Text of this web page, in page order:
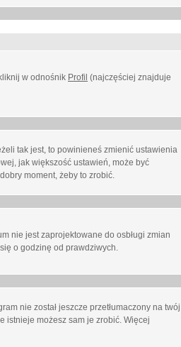
w odnośnik Profil (najczęściej znajduje
tak jest, to powinieneś zmienić ustawienia
jak większość ustawień, może być
moment, żeby to zrobić.
nie jest zaprojektowane do osbługi zmian
o godzinę od prawdziwych.
nie został jeszcze przetłumaczony na twój
istnieje możesz sam je zrobić. Więcej